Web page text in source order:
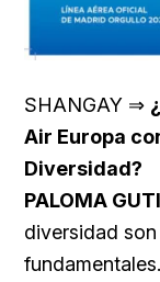
SHANGAY ⇒
Air Europa
Diversidad?
PALOMA
diversidad